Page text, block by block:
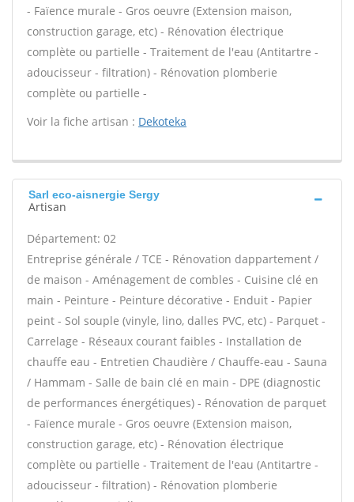
- Faïence murale - Gros oeuvre (Extension maison,
construction garage, etc) - Rénovation électrique
complète ou partielle - Traitement de l'eau (Antitartre -
adoucisseur - filtration) - Rénovation plomberie
complète ou partielle -
Voir la fiche artisan : Dekoteka
Sarl eco-aisnergie Sergy
Artisan
Département: 02
Entreprise générale / TCE - Rénovation dappartement /
de maison - Aménagement de combles - Cuisine clé en
main - Peinture - Peinture décorative - Enduit - Papier
peint - Sol souple (vinyle, lino, dalles PVC, etc) - Parquet -
Carrelage - Réseaux courant faibles - Installation de
chauffe eau - Entretien Chaudière / Chauffe-eau - Sauna
/ Hammam - Salle de bain clé en main - DPE (diagnostic
de performances énergétiques) - Rénovation de parquet
- Faïence murale - Gros oeuvre (Extension maison,
construction garage, etc) - Rénovation électrique
complète ou partielle - Traitement de l'eau (Antitartre -
adoucisseur - filtration) - Rénovation plomberie